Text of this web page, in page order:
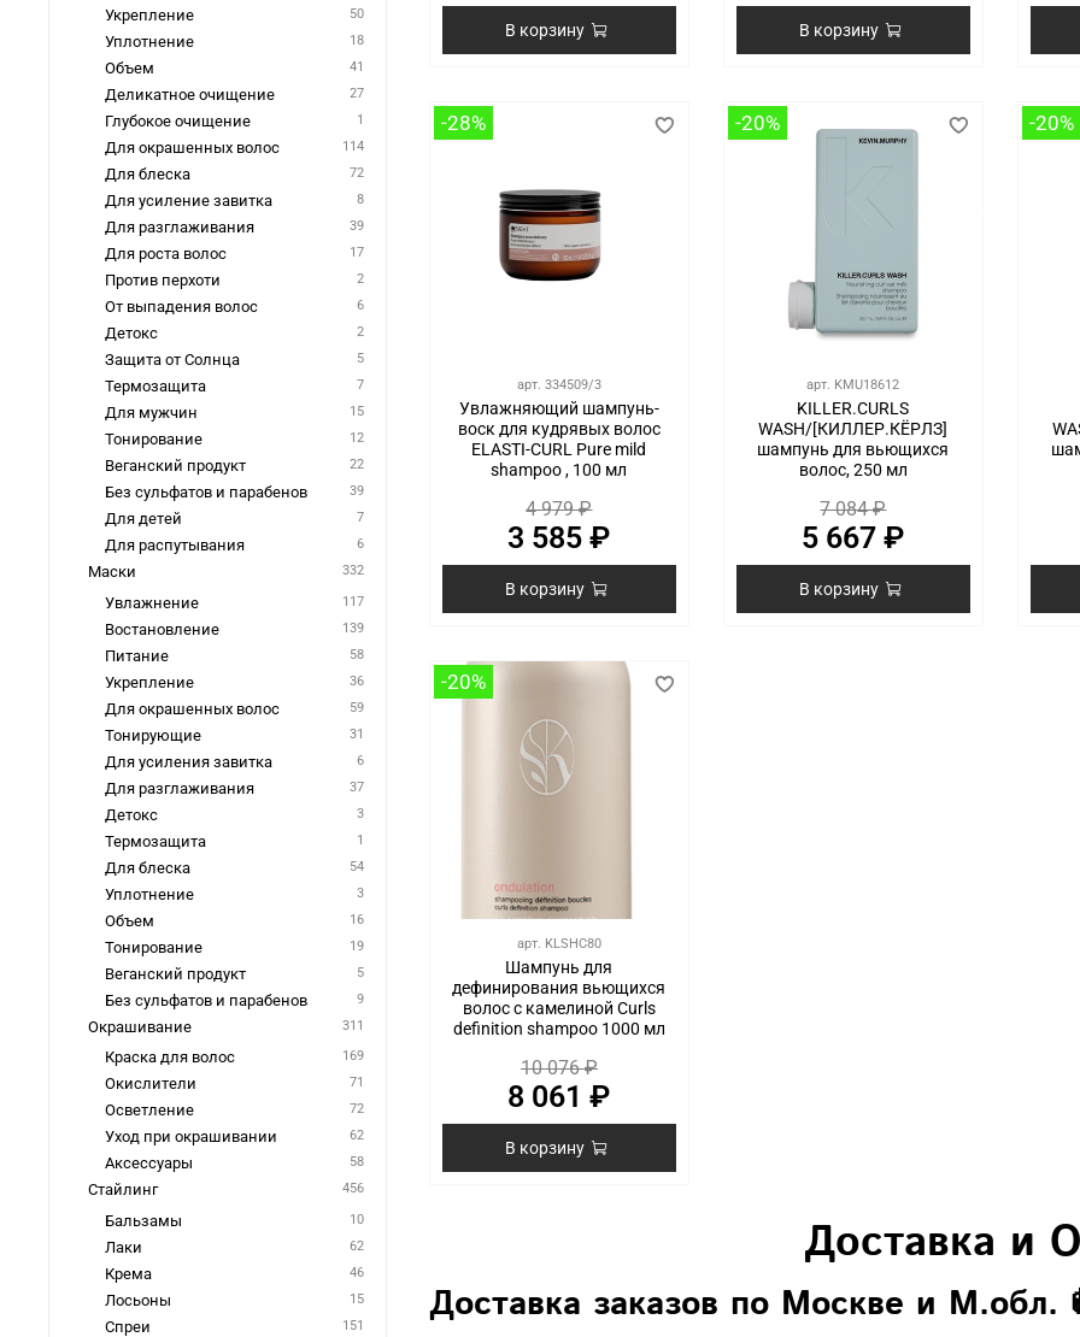
В корзину В корзину
-28%
арт. 334509/3
Увлажняющий шампунь-
воск для кудрявых волос
ELASTI-CURL Pure mild
shampoo , 100 мл
4 979 ₽
3 585 ₽
В корзину
-20%
арт. KMU18612
KILLER.CURLS
WASH/[КИЛЛЕР.КЁРЛЗ]
шампунь для вьющихся
волос, 250 мл
7 084 ₽
5 667 ₽
В корзину
-20%
-20%
арт. KLSHC80
Шампунь для
дефинирования вьющихся
волос с камелиной Curls
definition shampoo 1000 мл
10 076 ₽
8 061 ₽
В корзину
Доставка и
Доставка заказов по Москве и М.обл.
Укрепление 50
Уплотнение 18
Объем 41
Деликатное очищение 27
Глубокое очищение 1
Для окрашенных волос 114
Для блеска 72
Для усиление завитка 8
Для разглаживания 39
Для роста волос 17
Против перхоти 2
От выпадения волос 6
Детокс 2
Защита от Солнца 5
Термозащита 7
Для мужчин 15
Тонирование 12
Веганский продукт 22
Без сульфатов и парабенов 39
Для детей 7
Для распутывания 6
Маски 332
Увлажнение 117
Востановление 139
Питание 58
Укрепление 36
Для окрашенных волос 59
Тонирующие 31
Для усиления завитка 6
Для разглаживания 37
Детокс 3
Термозащита 1
Для блеска 54
Уплотнение 3
Объем 16
Тонирование 19
Веганский продукт 5
Без сульфатов и парабенов 9
Окрашивание 311
Краска для волос 169
Окислители 71
Осветление 72
Уход при окрашивании 62
Аксессуары 58
Стайлинг 456
Бальзамы 10
Лаки 62
Крема 46
Лосьоны 15
Спреи 151